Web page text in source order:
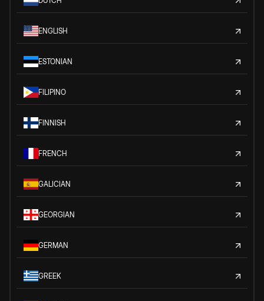
ENGLISH
ESTONIAN
FILIPINO
FINNISH
FRENCH
GALICIAN
GEORGIAN
GERMAN
GREEK